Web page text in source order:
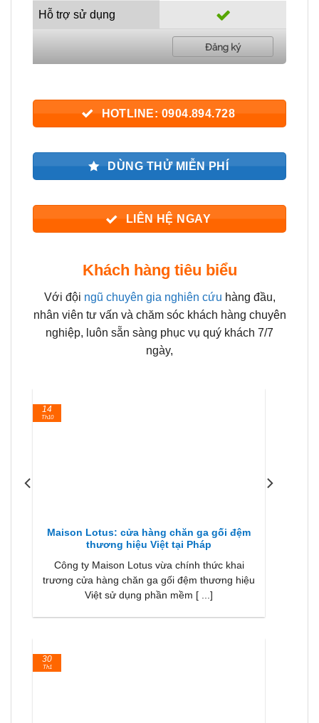
Hỗ trợ sử dụng
Đăng ký
HOTLINE: 0904.894.728
DÙNG THỬ MIỄN PHÍ
LIÊN HỆ NGAY
Khách hàng tiêu biểu
Với đội ngũ chuyên gia nghiên cứu hàng đầu,
nhân viên tư vấn và chăm sóc khách hàng chuyên
nghiệp, luôn sẵn sàng phục vụ quý khách 7/7
ngày,
Maison Lotus: cửa hàng chăn ga gối đệm
thương hiệu Việt tại Pháp
Công ty Maison Lotus vừa chính thức khai
trương cửa hàng chăn ga gối đệm thương hiệu
Việt sử dụng phần mềm [ ...]
14
Th10
30
Th1